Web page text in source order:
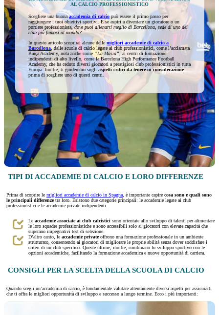
AL CALCIO PROFESSIONISTICO
Scegliere una buonaaccademia di calcio può essere il primo passo per
raggiungere i tuoi obiettivi sportivi. E se aspiri a diventare un giocatore o un
portiere professionista,dove puoi allenarti meglio di Barcellona, sede di uno dei
club più famosi al mondo?
In questo articolo scoprirai alcune delle migliori accademie di calcio a
Barcellona , dalle scuole di calcio legate ai club professionistici, come l’acclamata
Barça Academy, nota anche come “La Masia”,
ai centri di formazione
indipendenti di alto livello, come la Barcelona High Performance Football
Academy, che ha ceduto diversi giocatori a prestigiosi club professionistici in tutta
Europa. Inoltre, ti guideremo sugli aspetti critici da tenere in considerazione
prima di scegliere uno di questi centri.
TIPI DI ACCADEMIE DI CALCIO E LORO DIFFERENZE
Prima di scoprire le migliori accademie di calcio in Spagna , è importante capire cosa sono e quali sono
le principali differenzetra loro. Esistono due categorie principali: le accademie legate ai club
professionistici e le accademie private indipendenti.
Le accademie associate ai club calcistici sono orientate allo sviluppo di talenti per alimentare
le loro squadre professionistiche e sono accessibili solo ai giocatori con elevate capacità che
superano impegnativi test di selezione.
D’altro canto, le accademie privateoffrono una formazione professionale in un ambiente
strutturato, consentendo ai giocatori di migliorare le proprie abilità senza dover soddisfare i
criteri di un club specifico. Queste ultime, inoltre, combinano lo sviluppo sportivo con le
opzioni accademiche, facilitando la formazione accademica e nuove opportunità di carriera.
CONSIGLI PER LA SCELTA DELLA SCUOLA DI CALCIO
Quando scegli un’accademia di calcio, è fondamentale valutare attentamente diversi aspetti per assicurarti
che ti offra le migliori opportunità di sviluppo e successo a lungo termine. Ecco i più importanti: